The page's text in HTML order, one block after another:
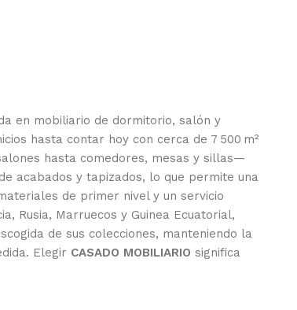
en mobiliario de dormitorio, salón y
hasta contar hoy con cerca de 7 500 m²
hasta comedores, mesas y sillas—
acabados y tapizados, lo que permite una
de primer nivel y un servicio
Rusia, Marruecos y Guinea Ecuatorial,
de sus colecciones, manteniendo la
Elegir CASADO MOBILIARIO significa